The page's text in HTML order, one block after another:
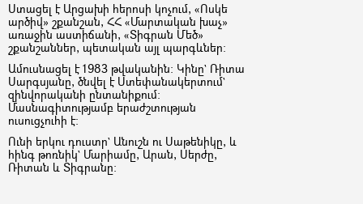
Ստացել է Արցախի հերոսի կոչում, «Ոսկե
արծիվ» շքանշան, ՀՀ «Մարտական խաչ»
առաջին աստիճանի, «Տիգրան Մեծ»
շքանշաններ, պետական այլ պարգևներ:
Ամուսնացել է 1983 թվականին: Կինը` Ռիտա
Սարգսյանը, ծնվել է Ստեփանակերտում`
զինվորականի ընտանիքում:
Մասնագիտությամբ երաժշտության
ուսուցչուհի է:
Ունի երկու դուստր` Անուշն ու Սաթենիկը, և
հինգ թոռնիկ` Մարիամը, Արան, Սերժը,
Ռիտան և Տիգրանը: